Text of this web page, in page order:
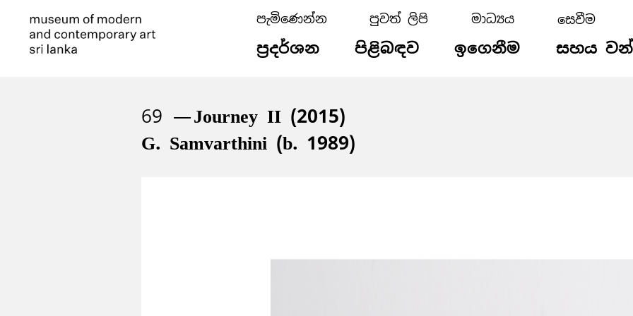
පැමිණෙන්න පුවත් ලිපි මාධ්‍යය
ප්‍රදර්ශන පිළිබඳව ඉගෙනීම සහය
69 Journey II (2015)
G. Samvarthini (b. 1989)